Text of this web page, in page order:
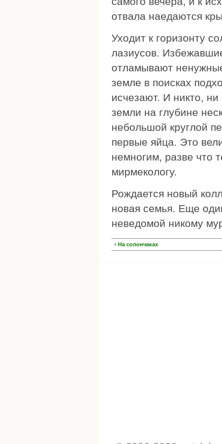
отвала наедаются
Уходит к горизонту
лазиусов.
отламывают
земле в поисках
исчезают. И никто,
земли на глубине
небольшой круглой
первые яйца. Это
немногим, разве что
мирмекологу.
Рождается новый
новая семья. Еще
неведомой никому
‹ На солончаках